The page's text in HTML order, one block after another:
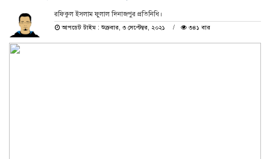
রফিকুল ইসলাম ফুলাল দিনাজপুর প্রতিনিধি।
আপডেট টাইম : শুক্রবার, ৩ সেপ্টেম্বর, ২০২১
৩৪১ বার